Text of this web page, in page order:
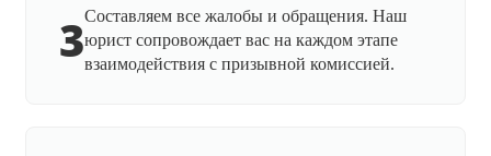
3Составляем все жалобы и обращения. Наш
юрист сопровождает вас на каждом этапе
взаимодействия с призывной комиссией.